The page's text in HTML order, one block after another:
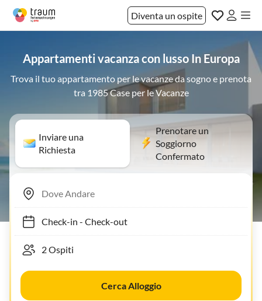
Diventa un ospite
Appartamenti vacanza con lusso In Europa
Trova il tuo appartamento per le vacanze da sogno e prenota
tra 1985 Case per le Vacanze
Inviare una
Richiesta
Prenotare un
Soggiorno
Confermato
Check-in- Check-out
Cerca Alloggio